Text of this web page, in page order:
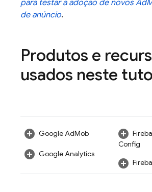
para testar a adoção de novos
de anúncio.
Produtos e
usados neste
Google AdMob
Google Analytics
Config